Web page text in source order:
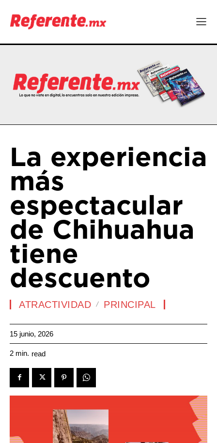
La experiencia
más
espectacular
de Chihuahua
tiene
descuento
ATRACTIVIDAD PRINCIPAL
15 junio, 2026
2 min. read